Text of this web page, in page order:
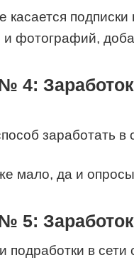
касается
фотографий,
4:
заработать в
мало, да и
5:
подработки в сети